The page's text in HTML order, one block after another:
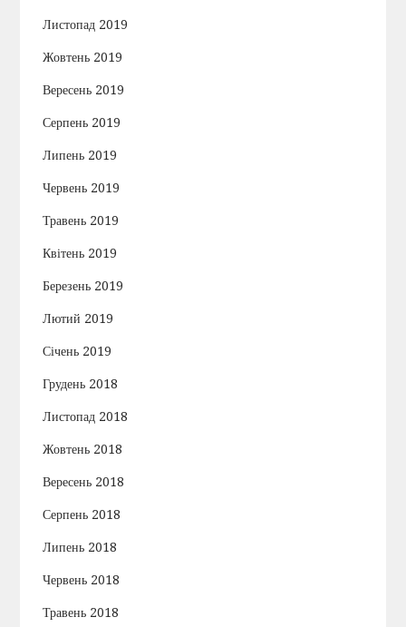
Листопад 2019
Жовтень 2019
Вересень 2019
Серпень 2019
Липень 2019
Червень 2019
Травень 2019
Квітень 2019
Березень 2019
Лютий 2019
Січень 2019
Грудень 2018
Листопад 2018
Жовтень 2018
Вересень 2018
Серпень 2018
Липень 2018
Червень 2018
Травень 2018